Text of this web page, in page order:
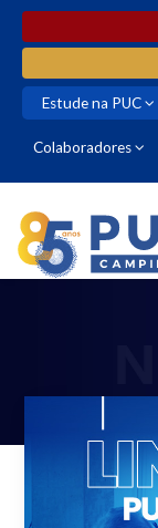
Estude na PUC
Colaboradores